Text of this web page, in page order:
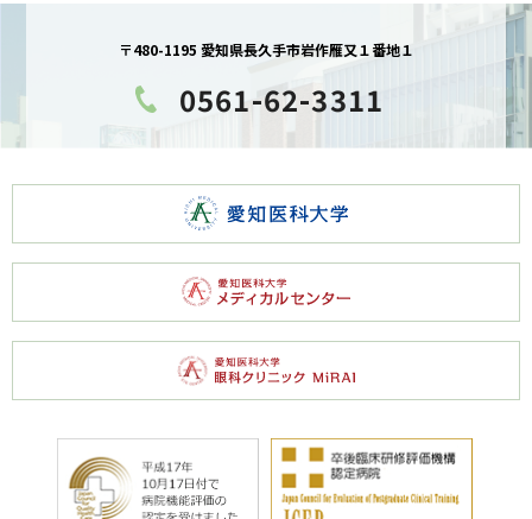
〒480-1195 愛知県長久手市岩作雁又１番地１
0561-62-3311